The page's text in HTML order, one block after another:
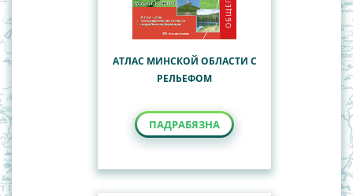
АТЛАС МИНСКОЙ ОБЛАСТИ С
РЕЛЬЕФОМ
ПАДРАБЯЗНА